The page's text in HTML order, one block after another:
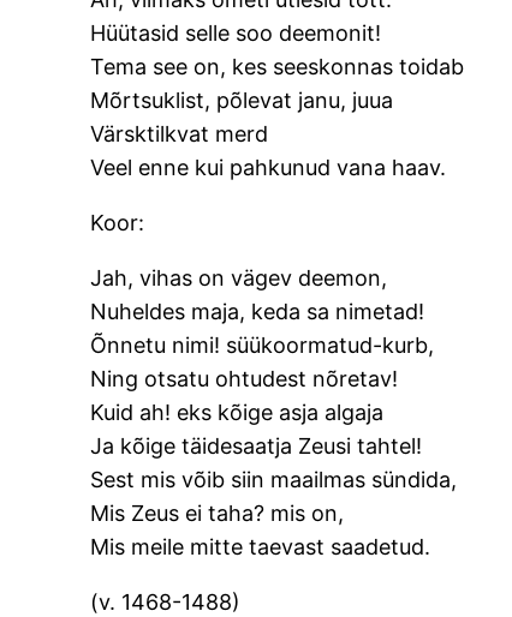
Hüütasid selle soo deemonit!
Tema see on, kes seeskonnas toidab
Mõrtsuklist, põlevat janu, juua
Värsktilkvat merd
Veel enne kui pahkunud vana haav.
Koor:
Jah, vihas on vägev deemon,
Nuheldes maja, keda sa nimetad!
Õnnetu nimi! süükoormatud-kurb,
Ning otsatu ohtudest nõretav!
Kuid ah! eks kõige asja algaja
Ja kõige täidesaatja Zeusi tahtel!
Sest mis võib siin maailmas sündida,
Mis Zeus ei taha? mis on,
Mis meile mitte taevast saadetud.
(v. 1468-1488)